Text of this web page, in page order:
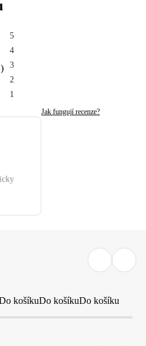
)
5
4
3
2
1
Jak fungují recenze?
košíkuDo košíkuDo košíku